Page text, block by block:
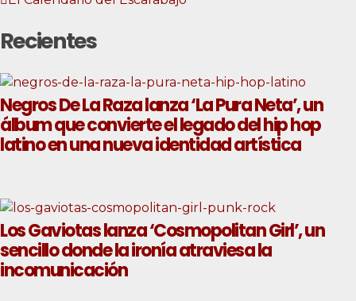
Recientes
Negros De La Raza lanza ‘La Pura Neta’, un
álbum que convierte el legado del hip hop
latino en una nueva identidad artística
Los Gaviotas lanza ‘Cosmopolitan Girl’, un
sencillo donde la ironía atraviesa la
incomunicación